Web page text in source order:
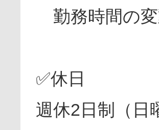
勤務時間の
✅休日
週休2日制（日